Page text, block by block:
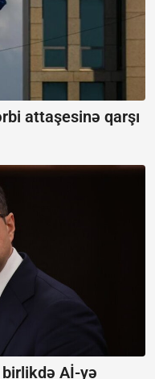
attaşesinə qarşı
Aİ-yə